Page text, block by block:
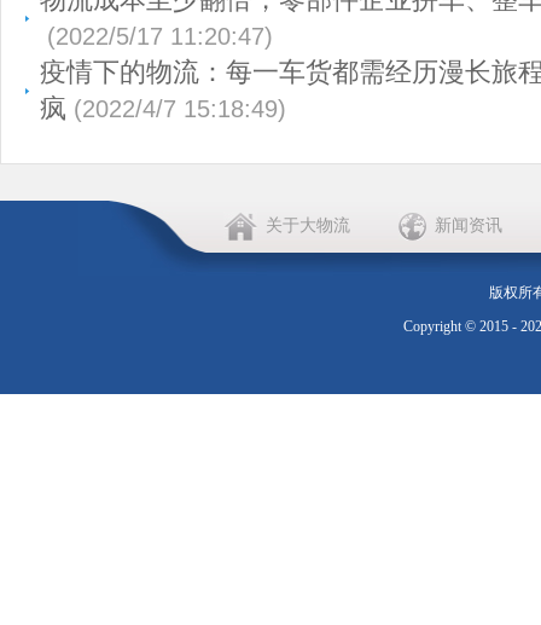
(2022/5/17 11:20:47)
疫情下的物流：每一车货都需经历漫长旅
疯 (2022/4/7 15:18:49)
关于大物流 新闻资讯
版权所
Copyright © 2015 -